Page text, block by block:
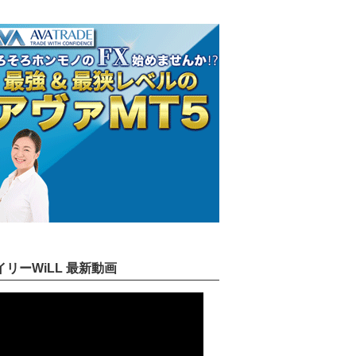
リーWiLL 最新動画